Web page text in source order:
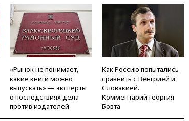
«Рынок не понимает,
какие книги можно
выпускать» — эксперты
о последствиях дела
против издателей
Как Россию попытались
сравнить с Венгрией и
Словакией.
Комментарий Георгия
Бовта